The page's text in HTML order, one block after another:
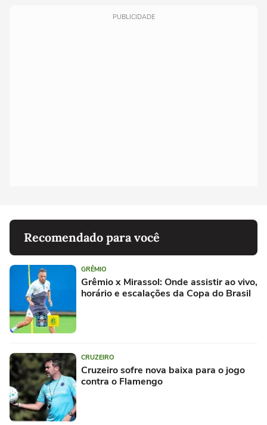
PUBLICIDADE
Recomendado para você
GRÊMIO
Grêmio x Mirassol: Onde assistir ao vivo,
horário e escalações da Copa do Brasil
CRUZEIRO
Cruzeiro sofre nova baixa para o jogo
contra o Flamengo